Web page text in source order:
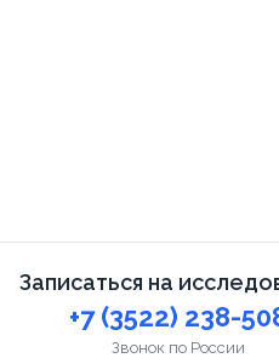
Записаться на
+7 (3522) 238-
Звонок по России